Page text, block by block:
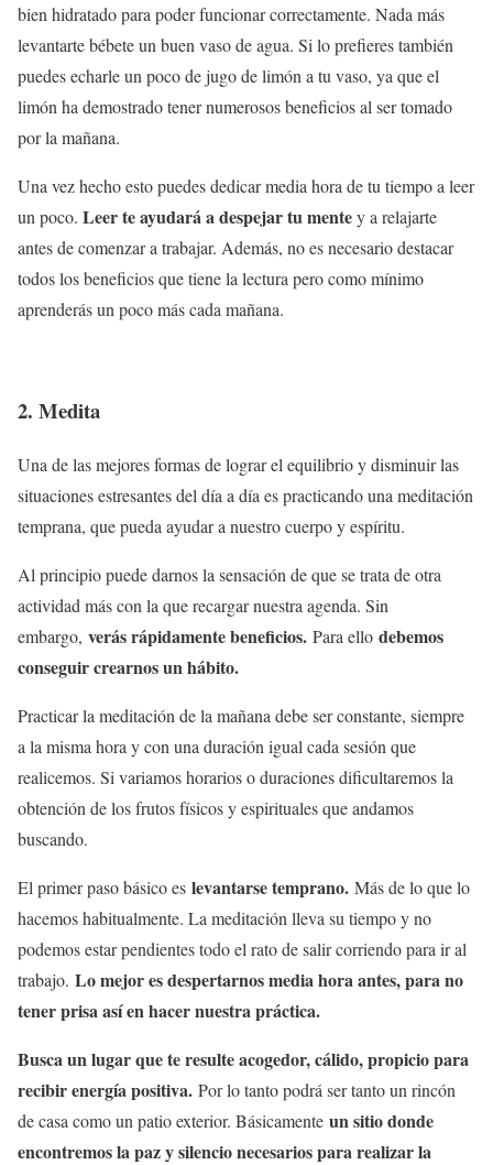
bien hidratado para poder funcionar correctamente. Nada más
levantarte bébete un buen vaso de agua. Si lo prefieres también
puedes echarle un poco de jugo de limón a tu vaso, ya que el
limón ha demostrado tener numerosos beneficios al ser tomado
por la mañana.
Una vez hecho esto puedes dedicar media hora de tu tiempo a leer
un poco. Leer te ayudará a despejar tu mentey a relajarte
antes de comenzar a trabajar. Además, no es necesario destacar
todos los beneficios que tiene la lectura pero como mínimo
aprenderás un poco más cada mañana.
2. Medita
Una de las mejores formas de lograr el equilibrio y disminuir las
situaciones estresantes del día a día es practicando una meditación
temprana, que pueda ayudar a nuestro cuerpo y espíritu.
Al principio puede darnos la sensación de que se trata de otra
actividad más con la que recargar nuestra agenda. Sin
embargo, verás rápidamente beneficios. Para ello debemos
conseguir crearnos un hábito.
Practicar la meditación de la mañana debe ser constante, siempre
a la misma hora y con una duración igual cada sesión que
realicemos. Si variamos horarios o duraciones dificultaremos la
obtención de los frutos físicos y espirituales que andamos
buscando.
El primer paso básico es levantarse temprano. Más de lo que lo
hacemos habitualmente. La meditación lleva su tiempo y no
podemos estar pendientes todo el rato de salir corriendo para ir al
trabajo. Lo mejor es despertarnos media hora antes, para no
tener prisa así en hacer nuestra práctica.
Busca un lugar que te resulte acogedor, cálido, propicio para
recibir energía positiva. Por lo tanto podrá ser tanto un rincón
de casa como un patio exterior. Básicamente un sitio donde
encontremos la paz y silencio necesarios para realizar la